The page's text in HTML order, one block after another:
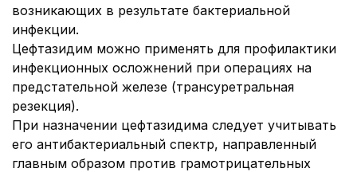
возникающих в результате бактериальной
инфекции.
Цефтазидим можно применять для профилактики
инфекционных осложнений при операциях на
предстательной железе (трансуретральная
резекция).
При назначении цефтазидима следует учитывать
его антибактериальный спектр, направленный
главным образом против грамотрицательных